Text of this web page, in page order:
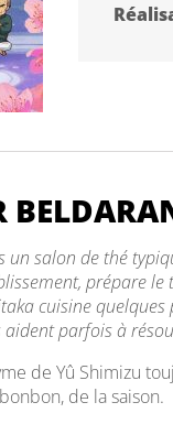
un salon de thé
prépare
cuisine
parfois à
de Yû Shimizu
de la saison.